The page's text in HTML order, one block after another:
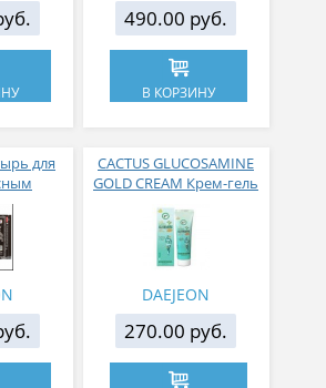
490.00 руб.
В КОРЗИНУ
для
Hyang
CACTUS GLUCOSAMINE
GOLD CREAM Крем-гель
для тела с
глюкозамином и
экстрактом опунции 165
мл
DAEJEON
270.00 руб.